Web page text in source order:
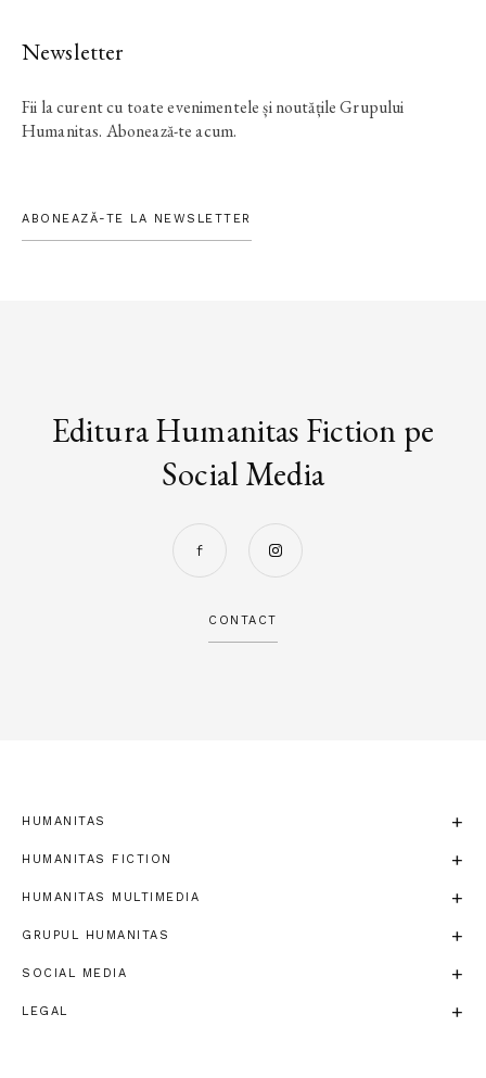
Newsletter
Fii la curent cu toate evenimentele și noutățile Grupului
Humanitas. Abonează-te acum.
ABONEAZĂ-TE LA NEWSLETTER
Editura Humanitas Fiction pe
Social Media
CONTACT
HUMANITAS
HUMANITAS FICTION
HUMANITAS MULTIMEDIA
GRUPUL HUMANITAS
SOCIAL MEDIA
LEGAL